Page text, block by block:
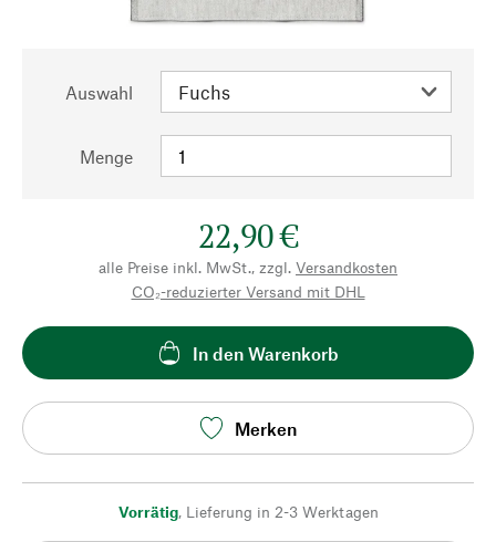
Auswahl
Menge
22,90 €
alle Preise inkl. MwSt., zzgl. Versandkosten
CO₂-reduzierter Versand mit DHL
In den Warenkorb
Merken
Vorrätig, Lieferung in 2-3 Werktagen